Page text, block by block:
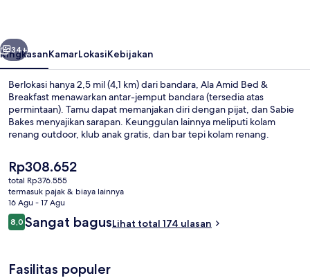
Berikutnya
34+
RingkasanKamarLokasiKebijakan
Berlokasi hanya 2,5 mil (4,1 km) dari bandara, Ala Amid Bed &
Breakfast menawarkan antar-jemput bandara (tersedia atas
permintaan). Tamu dapat memanjakan diri dengan pijat, dan Sabie
Bakes menyajikan sarapan. Keunggulan lainnya meliputi kolam
renang outdoor, klub anak gratis, dan bar tepi kolam renang.
Harga
saat
ini
Rp308.652
Rp308.652
total Rp376.555
termasuk pajak & biaya lainnya
16 Agu - 17 Agu
Ulasan
8,08,0 dari 10
Sangat bagusLihat total 174 ulasan
Fasilitas populer